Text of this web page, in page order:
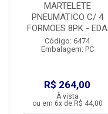
MARTELETE
PNEUMATICO C/ 4
FORMOES 8PK - EDA
Código: 6474
Embalagem: PC
R$ 264,00
À vista
ou em 6x de R$ 44,00